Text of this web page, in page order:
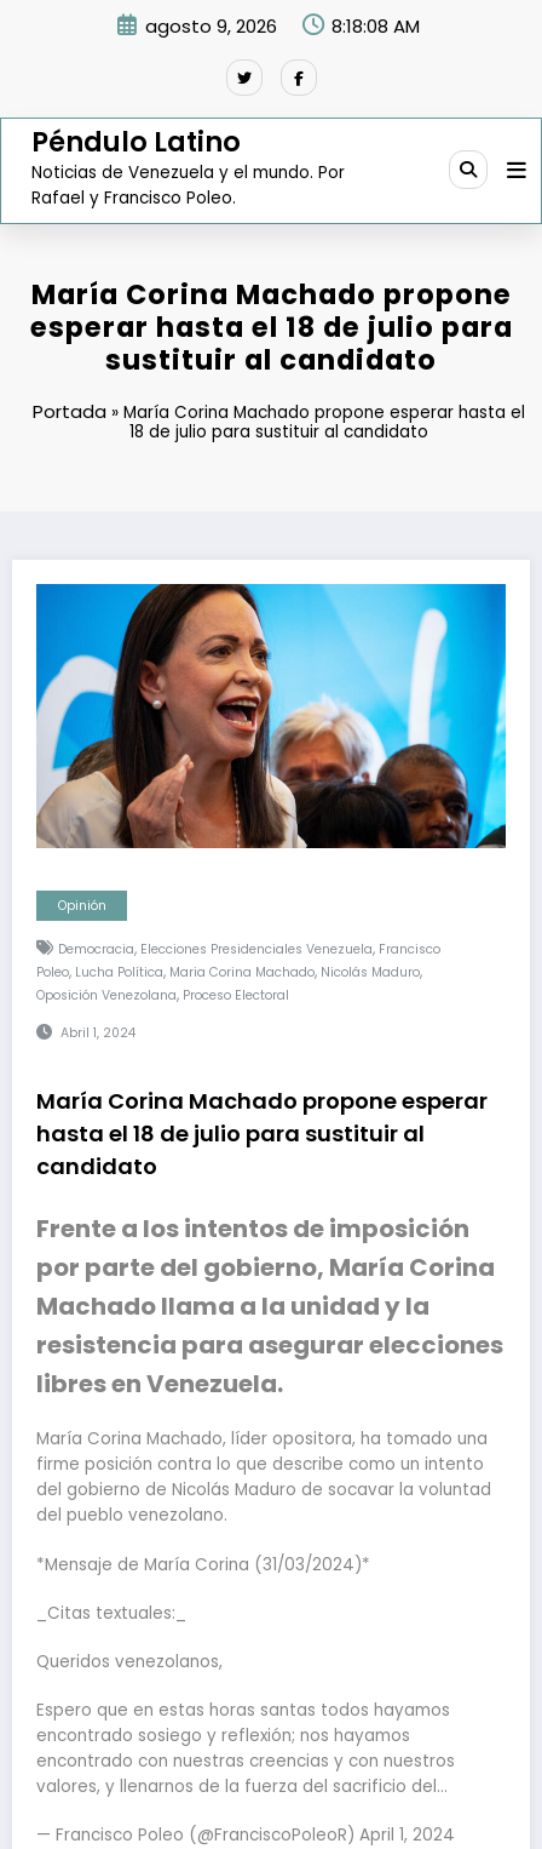
agosto 9, 2026 8:18:09 AM
Péndulo Latino
Noticias de Venezuela y el mundo. Por
Rafael y Francisco Poleo.
María Corina Machado propone
esperar hasta el 18 de julio para
sustituir al candidato
Portada »María Corina Machado propone esperar hasta el
18 de julio para sustituir al candidato
Opinión
Democracia, Elecciones Presidenciales Venezuela, Francisco
Poleo, Lucha Política, Maria Corina Machado, Nicolás Maduro,
Oposición Venezolana, Proceso Electoral
Abril 1, 2024
María Corina Machado propone esperar
hasta el 18 de julio para sustituir al
candidato
Frente a los intentos de imposición
por parte del gobierno, María Corina
Machado llama a la unidad y la
resistencia para asegurar elecciones
libres en Venezuela.
María Corina Machado, líder opositora, ha tomado una
firme posición contra lo que describe como un intento
del gobierno de Nicolás Maduro de socavar la voluntad
del pueblo venezolano.
*Mensaje de María Corina (31/03/2024)*
_Citas textuales:_
Queridos venezolanos,
Espero que en estas horas santas todos hayamos
encontrado sosiego y reflexión; nos hayamos
encontrado con nuestras creencias y con nuestros
valores, y llenarnos de la fuerza del sacrificio del…
— Francisco Poleo (@FranciscoPoleoR) April 1, 2024